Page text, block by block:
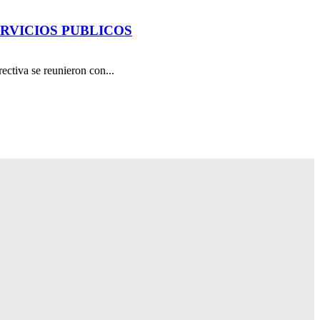
PUBLICOS
se reunieron con...